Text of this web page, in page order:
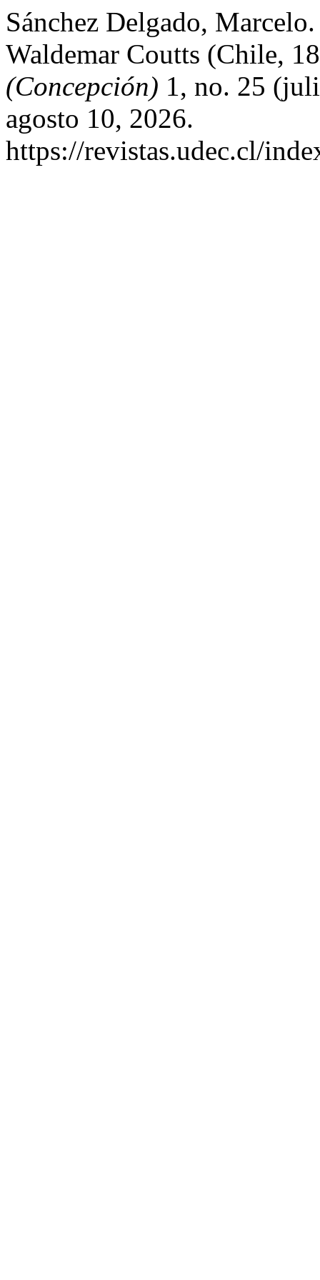
Sánchez Delgado,
Waldemar Coutts (Chile,
(Concepción) 1, no. 25
agosto 10, 2026.
https://revistas.udec.cl/